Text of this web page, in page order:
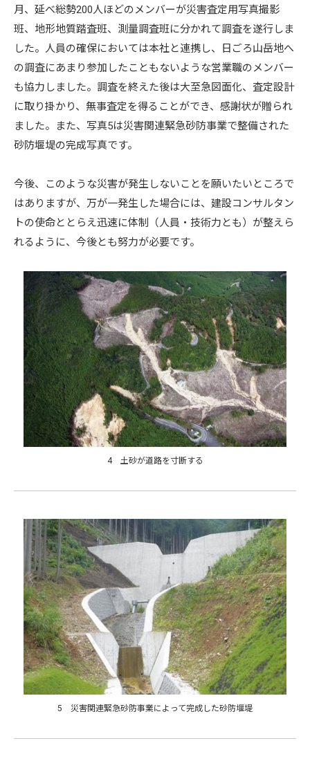
月、延べ総勢200人ほどのメンバーが災害査定用写真撮影
班、地形地質踏査班、測量調査班に分かれて調査を遂行しま
した。人員の確保においては本社と連携し、日ごろ山岳地へ
の調査にあまり参加したこともないような営業職のメンバー
も協力しました。調査を終えた後は大至急図面化、査定設計
に取り掛かり、無事査定を得ることができ、感謝状が贈られ
ました。また、写真5は災害関連緊急砂防事業で整備された
砂防堰堤の完成写真です。
今後、このような災害が発生しないことを願いたいところで
はありますが、万が一発生した場合には、建設コンサルタン
トの使命ととらえ迅速に体制（人員・技術力とも）が整えら
れるように、今後とも努力が必要です。
4 土砂が道路を寸断する
5 災害関連緊急砂防事業によって完成した砂防堰堤